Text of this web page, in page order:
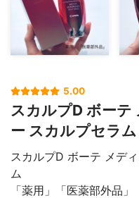
5.00
スカルプD ボーテ
ー スカルプセラム
スカルプD ボーテ メデ
ム
「薬用」「医薬部外品」